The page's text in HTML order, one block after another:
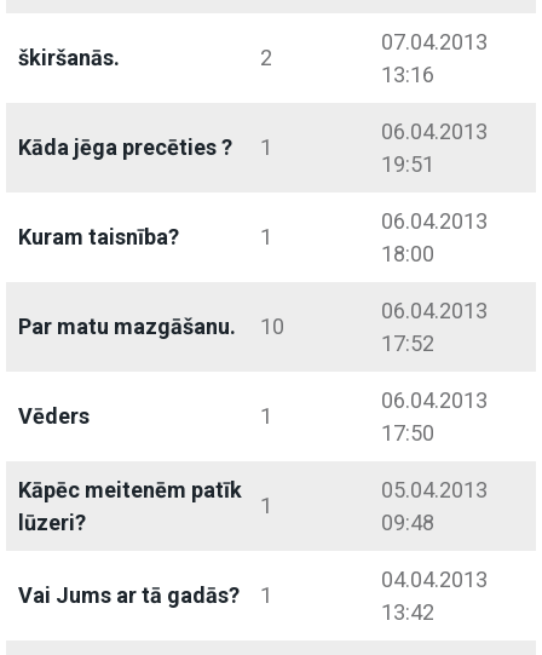
škiršanās. 2
07.04.2013
13:16
Kāda jēga precēties ? 1
06.04.2013
19:51
Kuram taisnība? 1
06.04.2013
18:00
Par matu mazgāšanu. 10
06.04.2013
17:52
Vēders 1
06.04.2013
17:50
Kāpēc meitenēm patīk
lūzeri?
1
05.04.2013
09:48
Vai Jums ar tā gadās? 1
04.04.2013
13:42